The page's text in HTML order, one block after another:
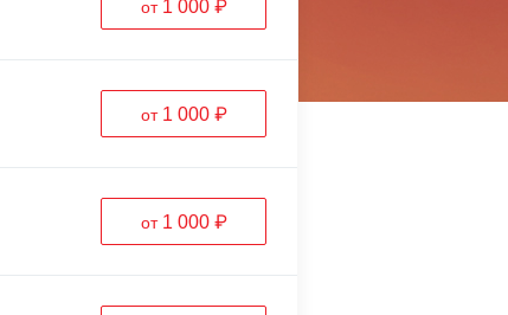
от 1 000 ₽
от 1 000 ₽
от 1 000 ₽